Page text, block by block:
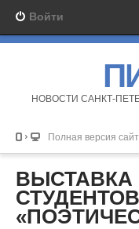
Войти
НОВОСТИ САНКТ-
Полная версия
ВЫСТАВКА